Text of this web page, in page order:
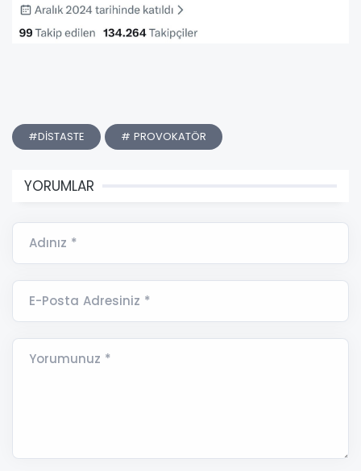
#DİSTASTE # PROVOKATÖR
YORUMLAR
Adınız *
E-Posta Adresiniz *
Yorumunuz *